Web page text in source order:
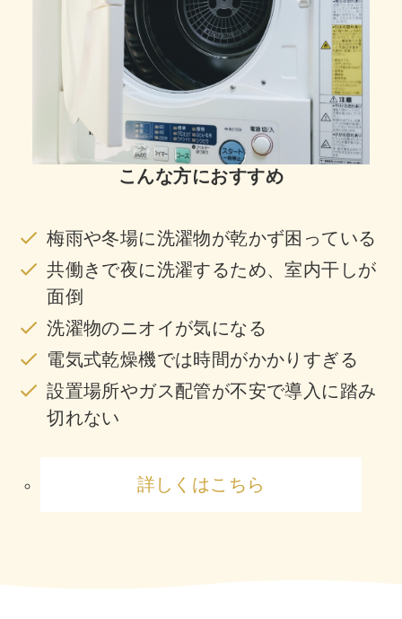
こんな方におすすめ
梅雨や冬場に洗濯物が乾かず困っている
共働きで夜に洗濯するため、室内干しが
面倒
洗濯物のニオイが気になる
電気式乾燥機では時間がかかりすぎる
設置場所やガス配管が不安で導入に踏み
切れない
詳しくはこちら